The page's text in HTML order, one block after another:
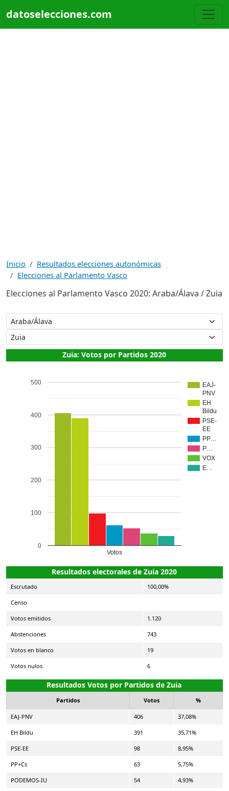
datoselecciones.com
Inicio
Resultados elecciones autonómicas
Elecciones al Parlamento Vasco
Elecciones al Parlamento Vasco 2020: Araba/Álava / Zuia
Zuia: Votos por Partidos 2020
EAJ-
PNV
EH
Bildu
PSE-
EE
PP…
P…
VOX
E…
Votos
0
100
200
300
400
500
Resultados electorales de Zuia 2020
Escrutado 100,00%
Censo
Votos emitidos 1.120
Abstenciones 743
Votos en blanco 19
Votos nulos 6
Resultados Votos por Partidos de Zuia
Partidos Votos %
EAJ-PNV 406 37,08%
EH Bildu 391 35,71%
PSE-EE 98 8,95%
PP+Cs 63 5,75%
PODEMOS-IU 54 4,93%